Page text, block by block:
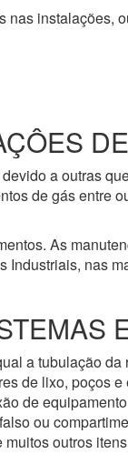
instalações,
a outras
de gás entre
As
nas
a tubulação
de lixo, poços
de
ou
outros